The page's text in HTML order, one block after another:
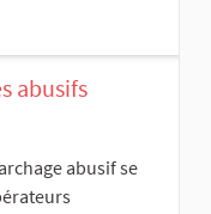
abusifs
abusif se